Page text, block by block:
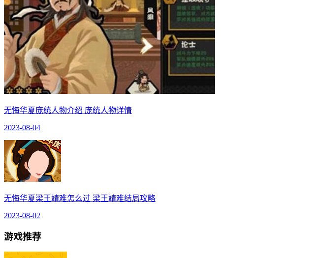
无悔华夏庞统人物介绍 庞统人物详情
2023-08-04
无悔华夏梁王靖难怎么过 梁王靖难结局攻略
2023-08-02
游戏推荐